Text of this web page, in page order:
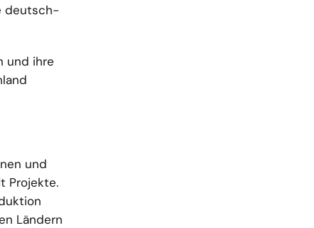
deutsch-
und ihre
und
Projekte.
Ländern